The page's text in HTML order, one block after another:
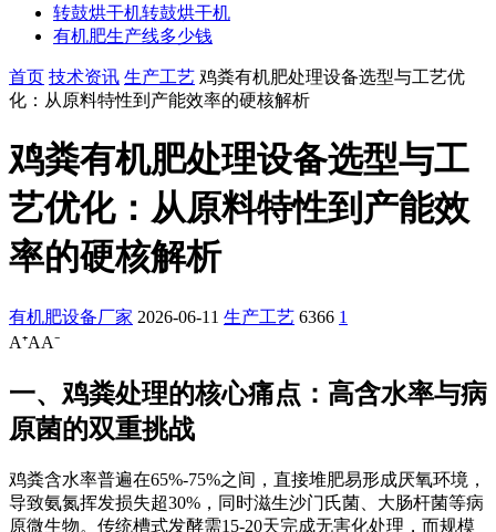
转鼓烘干机转鼓烘干机
有机肥生产线多少钱
首页 技术资讯 生产工艺 鸡粪有机肥处理设备选型与工艺优
化：从原料特性到产能效率的硬核解析
鸡粪有机肥处理设备选型与工
艺优化：从原料特性到产能效
率的硬核解析
有机肥设备厂家 2026-06-11 生产工艺 6366 1
A⁺AA⁻
一、鸡粪处理的核心痛点：高含水率与病
原菌的双重挑战
鸡粪含水率普遍在65%-75%之间，直接堆肥易形成厌氧环境，
导致氨氮挥发损失超30%，同时滋生沙门氏菌、大肠杆菌等病
原微生物。传统槽式发酵需15-20天完成无害化处理，而规模